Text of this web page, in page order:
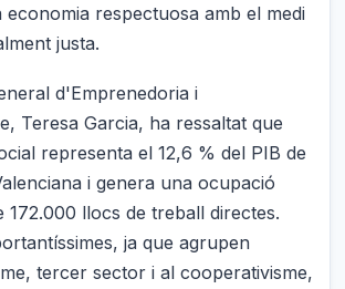
respectuosa amb el medi
justa.
d'Emprenedoria i
Teresa Garcia, ha ressaltat que
representa el 12,6 % del PIB de
i genera una ocupació
172.000 llocs de treball directes.
ja que agrupen
tercer sector i al cooperativisme,